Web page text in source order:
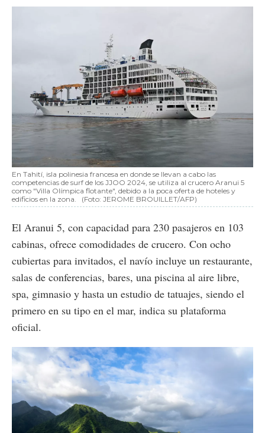
En Tahití, isla polinesia francesa en donde se llevan a cabo las
competencias de surf de los JJOO 2024, se utiliza al crucero Aranui 5
como "Villa Olímpica flotante", debido a la poca oferta de hoteles y
edificios en la zona.
(Foto: JEROME BROUILLET/AFP)
El Aranui 5, con capacidad para 230 pasajeros en 103
cabinas, ofrece comodidades de crucero. Con ocho
cubiertas para invitados, el navío incluye un restaurante,
salas de conferencias, bares, una piscina al aire libre,
spa, gimnasio y hasta un estudio de tatuajes, siendo el
primero en su tipo en el mar, indica su plataforma
oficial.